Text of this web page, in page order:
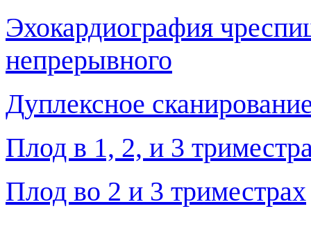
Эхокардиография
непрерывного
Дуплексное
Плод в 1, 2, и 3
Плод во 2 и 3 триместрах